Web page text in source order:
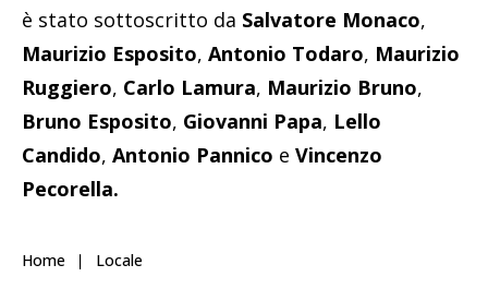
è stato sottoscritto da Salvatore Monaco,
Maurizio Esposito, Antonio Todaro, Maurizio
Ruggiero, Carlo Lamura, Maurizio Bruno,
Bruno Esposito, Giovanni Papa, Lello
Candido, Antonio Pannico e Vincenzo
Pecorella.
Home Locale